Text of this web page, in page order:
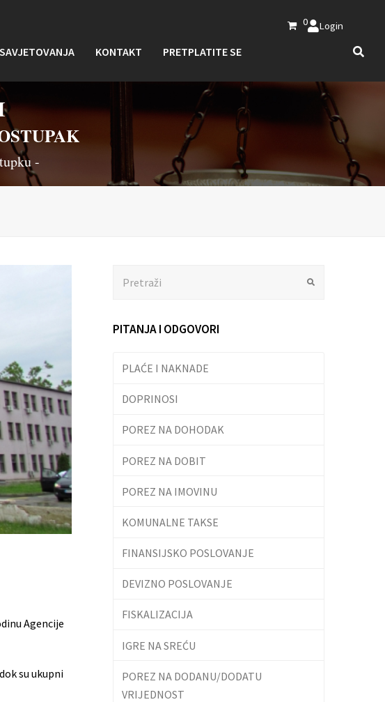
0 Login
KONTAKT PRETPLATITE SE
-
Agencije
su ukupni
PITANJA I ODGOVORI
PLAĆE I NAKNADE
DOPRINOSI
POREZ NA DOHODAK
POREZ NA DOBIT
POREZ NA IMOVINU
KOMUNALNE TAKSE
FINANSIJSKO POSLOVANJE
DEVIZNO POSLOVANJE
FISKALIZACIJA
IGRE NA SREĆU
POREZ NA DODANU/DODATU
VRIJEDNOST